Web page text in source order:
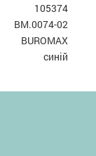
105374
BM.0074-02
BUROMAX
синій